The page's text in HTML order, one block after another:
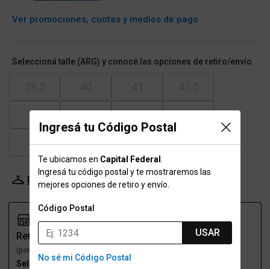
Ingresá tu Código Postal
Te ubicamos en Capital Federal
Ingresá tu código postal y te mostraremos las
mejores opciones de retiro y envío.
Código Postal
USAR
No sé mi Código Postal
Ver promociones, cuotas y medios de pago
Seleccioná talle (ARG) y conocé las opciones de retiro/envío
42 43 43.5 44
45
Probador Virtual Tabla de talles
Retiro
(por una sucursal)
Seleccioná talle